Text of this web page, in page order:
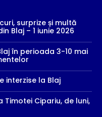
surprize și multă
Blaj – 1 iunie 2026
în perioada 3-10 mai
interzise la Blaj
Cipariu, de luni,